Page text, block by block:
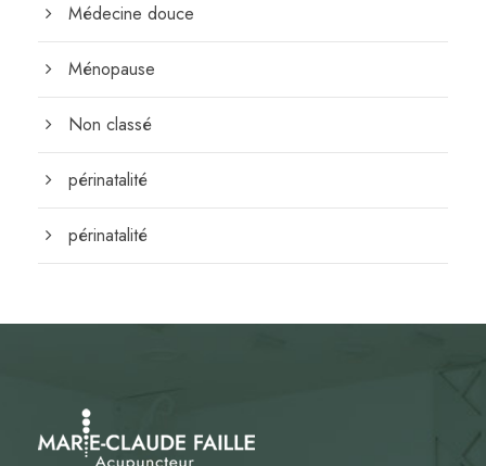
Médecine douce
Ménopause
Non classé
périnatalité
périnatalité